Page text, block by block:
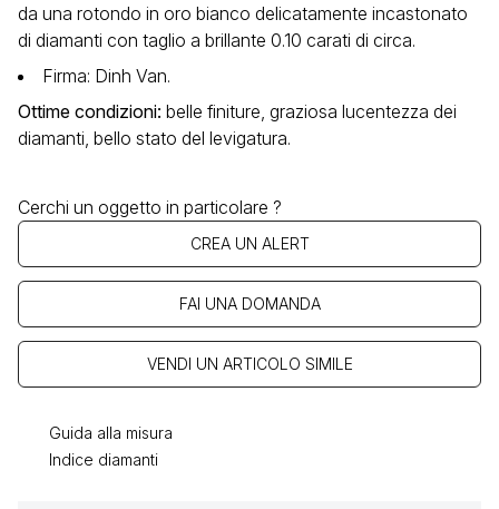
da una rotondo in oro bianco delicatamente incastonato
di diamanti con taglio a brillante 0.10 carati di circa.
Firma: Dinh Van.
Ottime condizioni: belle finiture, graziosa lucentezza dei
diamanti, bello stato del levigatura.
Cerchi un oggetto in particolare ?
CREA UN ALERT
FAI UNA DOMANDA
VENDI UN ARTICOLO SIMILE
Guida alla misura
Indice diamanti